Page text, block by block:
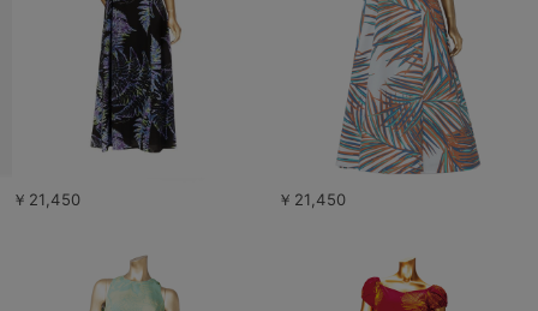
￥21,450 ￥21,450